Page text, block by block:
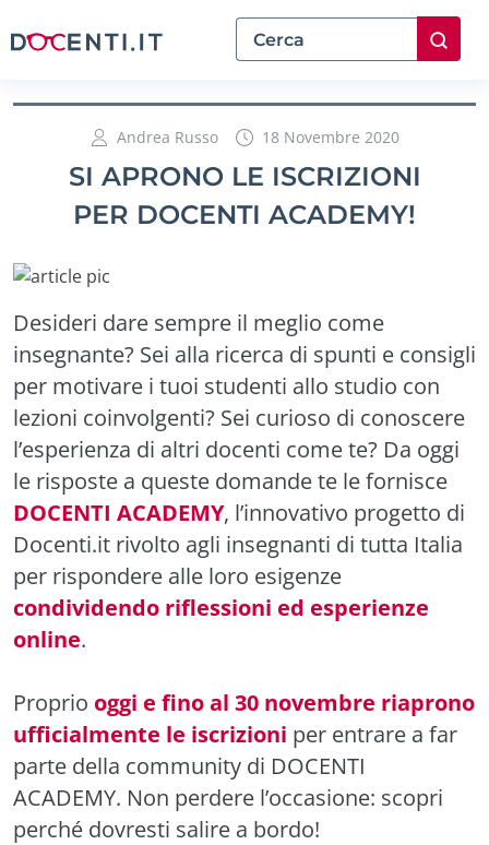
Andrea Russo 18 Novembre 2020
SI APRONO LE ISCRIZIONI
PER DOCENTI ACADEMY!
Desideri dare sempre il meglio come
insegnante? Sei alla ricerca di spunti e consigli
per motivare i tuoi studenti allo studio con
lezioni coinvolgenti? Sei curioso di conoscere
l’esperienza di altri docenti come te? Da oggi
le risposte a queste domande te le fornisce
DOCENTI ACADEMY, l’innovativo progetto di
Docenti.it rivolto agli insegnanti di tutta Italia
per rispondere alle loro esigenze
condividendo riflessioni ed esperienze
online.
Proprio oggi e fino al 30 novembre riaprono
ufficialmente le iscrizioni per entrare a far
parte della community di DOCENTI
ACADEMY. Non perdere l’occasione: scopri
perché dovresti salire a bordo!